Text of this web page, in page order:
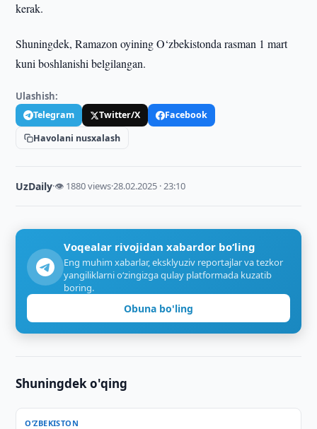
kerak.
Shuningdek, Ramazon oyining O‘zbekistonda rasman 1 mart
kuni boshlanishi belgilangan.
Ulashish:
Telegram Twitter/X
Facebook
Havolani nusxalash
UzDaily·👁 1880 views·28.02.2025 · 23:10
Voqealar rivojidan xabardor bo‘ling
Eng muhim xabarlar, eksklyuziv reportajlar va tezkor
yangiliklarni o‘zingizga qulay platformada kuzatib
boring.
Obuna bo'ling
Shuningdek o'qing
O‘ZBEKISTON